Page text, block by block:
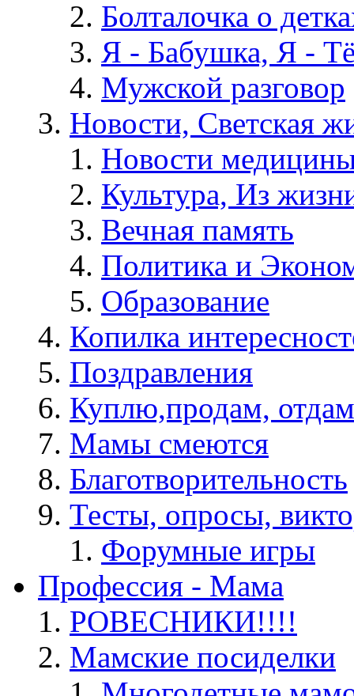
Болталочка о
Я - Бабушка, Я -
Мужской разговор
Новости, Светская
Новости
Культура, Из
Вечная память
Политика и
Образование
Копилка
Поздравления
Куплю,продам,
Мамы смеются
Благотворительность
Тесты, опросы,
Форумные игры
Профессия - Мама
РОВЕСНИКИ!!!!
Мамские посиделки